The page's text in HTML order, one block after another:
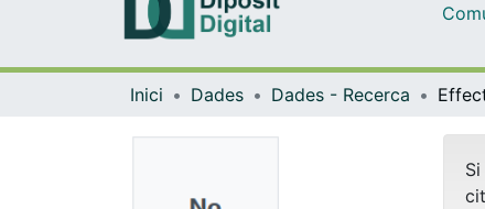
Inici Dades Dades - Recerca